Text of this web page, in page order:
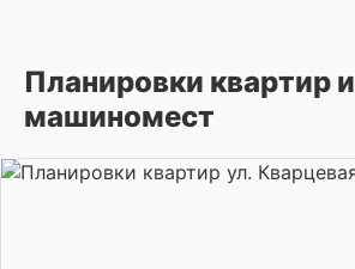
Планировки квартир и
машиномест